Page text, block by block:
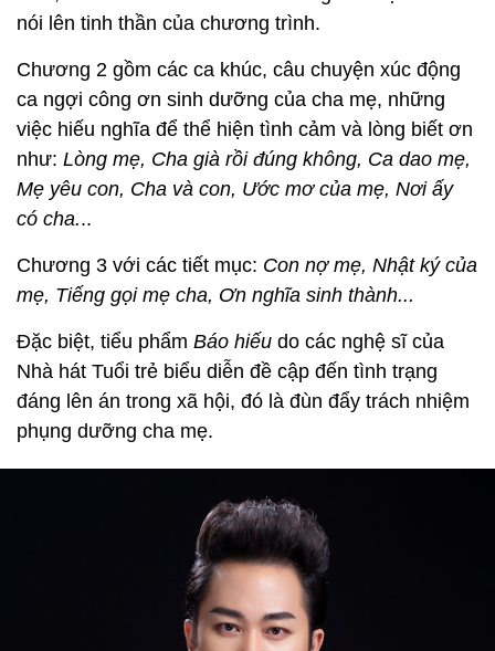
nói lên tinh thần của chương trình.
Chương 2 gồm các ca khúc, câu chuyện xúc động
ca ngợi công ơn sinh dưỡng của cha mẹ, những
việc hiếu nghĩa để thể hiện tình cảm và lòng biết ơn
như: Lòng mẹ, Cha già rồi đúng không, Ca dao mẹ,
Mẹ yêu con, Cha và con, Ước mơ của mẹ, Nơi ấy
có cha...
Chương 3 với các tiết mục: Con nợ mẹ, Nhật ký của
mẹ, Tiếng gọi mẹ cha, Ơn nghĩa sinh thành...
Đặc biệt, tiểu phẩm Báo hiếu do các nghệ sĩ của
Nhà hát Tuổi trẻ biểu diễn đề cập đến tình trạng
đáng lên án trong xã hội, đó là đùn đẩy trách nhiệm
phụng dưỡng cha mẹ.